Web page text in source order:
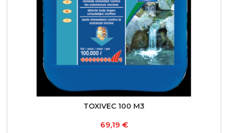
TOXIVEC 100 M3
Prix
69,19 €